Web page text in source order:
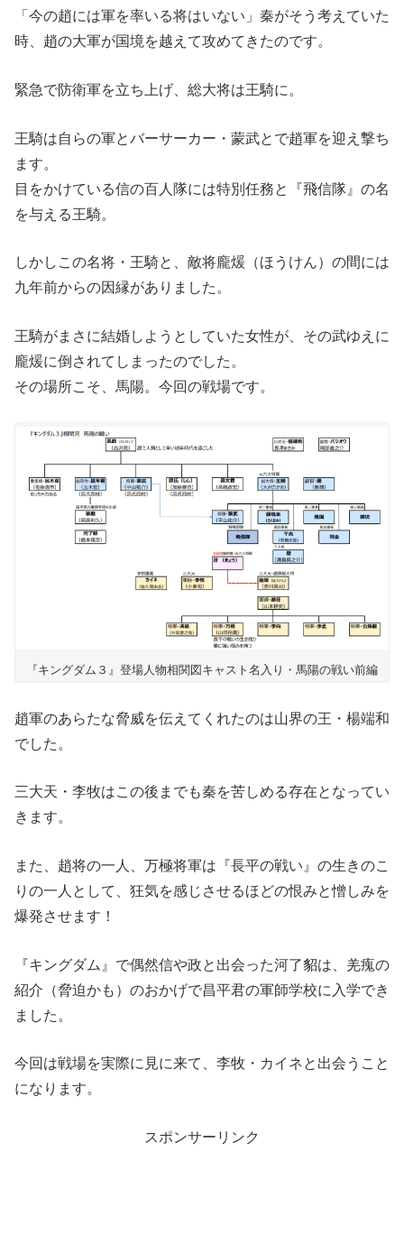
「今の趙には軍を率いる将はいない」秦がそう考えていた
時、趙の大軍が国境を越えて攻めてきたのです。
緊急で防衛軍を立ち上げ、総大将は王騎に。
王騎は自らの軍とバーサーカー・蒙武とで趙軍を迎え撃ち
ます。
目をかけている信の百人隊には特別任務と『飛信隊』の名
を与える王騎。
しかしこの名将・王騎と、敵将龐煖（ほうけん）の間には
九年前からの因縁がありました。
王騎がまさに結婚しようとしていた女性が、その武ゆえに
龐煖に倒されてしまったのでした。
その場所こそ、馬陽。今回の戦場です。
『キングダム３』登場人物相関図キャスト名入り・馬陽の戦い前編
趙軍のあらたな脅威を伝えてくれたのは山界の王・楊端和
でした。
三大天・李牧はこの後までも秦を苦しめる存在となってい
きます。
また、趙将の一人、万極将軍は『長平の戦い』の生きのこ
りの一人として、狂気を感じさせるほどの恨みと憎しみを
爆発させます！
『キングダム』で偶然信や政と出会った河了貂は、羌瘣の
紹介（脅迫かも）のおかげで昌平君の軍師学校に入学でき
ました。
今回は戦場を実際に見に来て、李牧・カイネと出会うこと
になります。
スポンサーリンク